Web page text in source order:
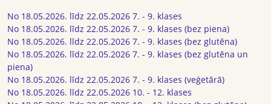
No 18.05.2026. līdz 22.05.2026 7. - 9. klases
No 18.05.2026. līdz 22.05.2026 7. - 9. klases (bez piena)
No 18.05.2026. līdz 22.05.2026 7. - 9. klases (bez glutēna)
No 18.05.2026. līdz 22.05.2026 7. - 9. klases (bez glutēna un
piena)
No 18.05.2026. līdz 22.05.2026 7. - 9. klases (veģetārā)
No 18.05.2026. līdz 22.05.2026 10. - 12. klases